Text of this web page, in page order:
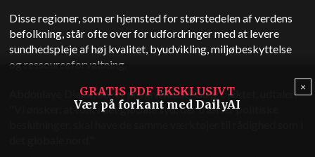
Disse regioner, som er hjemsted for størstedelen af verdens
befolkning, står ofte over for udfordringer med at levere
sundhedspleje af høj kvalitet, byudvikling, miljøbeskyttelse
og ressourceforvaltning.
Abdoulaye Diack, der er programleder på projektet, udtaler:
"Vi ønsker, at folk i det globale syd, der træffer politiske
×
GRATIS PDF EKSKLUSIVT
Vær på forkant med DailyAI